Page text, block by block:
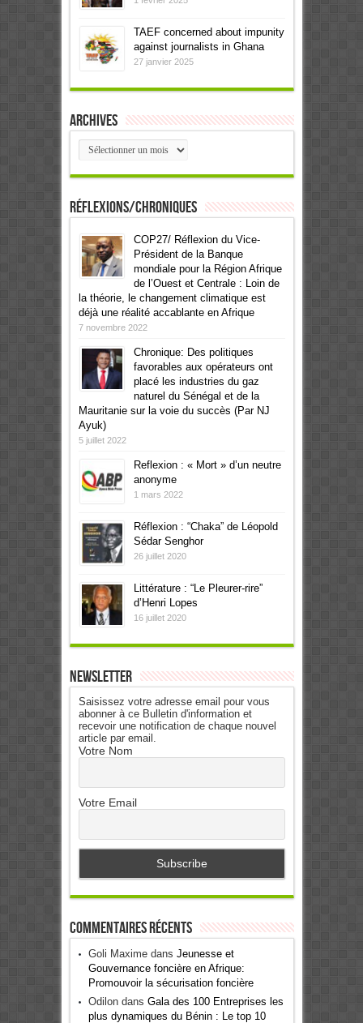
TAEF concerned about impunity
against journalists in Ghana
27 janvier 2025
Archives
Archives
Réflexions/Chroniques
COP27/ Réflexion du Vice-
Président de la Banque
mondiale pour la Région Afrique
de l’Ouest et Centrale : Loin de
la théorie, le changement climatique est
déjà une réalité accablante en Afrique
7 novembre 2022
Chronique: Des politiques
favorables aux opérateurs ont
placé les industries du gaz
naturel du Sénégal et de la
Mauritanie sur la voie du succès (Par NJ
Ayuk)
5 juillet 2022
Reflexion : « Mort » d’un neutre
anonyme
1 mars 2022
Réflexion : “Chaka” de Léopold
Sédar Senghor
26 juillet 2020
Littérature : “Le Pleurer-rire”
d’Henri Lopes
16 juillet 2020
Newsletter
Saisissez votre adresse email pour vous
abonner à ce Bulletin d'information et
recevoir une notification de chaque nouvel
article par email.
Votre Nom
Votre Email
Commentaires récents
Goli Maximedans Jeunesse et
Gouvernance foncière en Afrique:
Promouvoir la sécurisation foncière
Odilondans Gala des 100 Entreprises les
plus dynamiques du Bénin : Le top 10